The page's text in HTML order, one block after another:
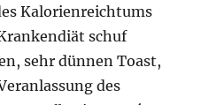
Kalorienreichtums
schuf
sehr dünnen Toast,
des